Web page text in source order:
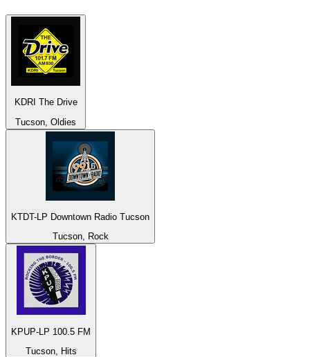
KDRI The Drive
Tucson, Oldies
KTDT-LP Downtown Radio Tucson
Tucson, Rock
KPUP-LP 100.5 FM
Tucson, Hits